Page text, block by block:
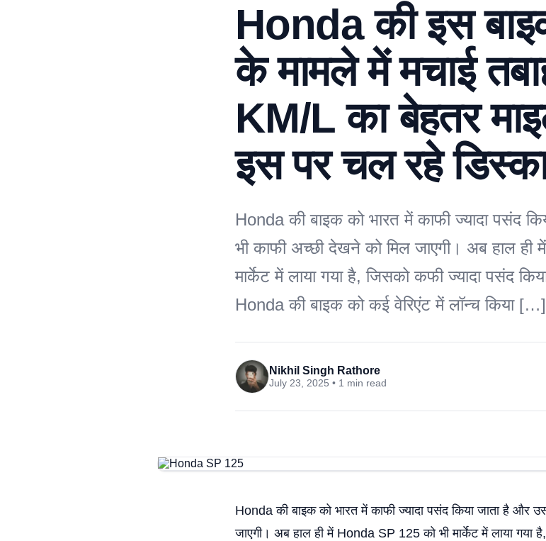
Honda की इस
के मामले में मचाई
KM/L का बेहतर
इस पर चल रहे
Honda की बाइक को भारत में काफी ज्यादा पसंद
भी काफी अच्छी देखने को मिल जाएगी। अब हाल
मार्केट में लाया गया है, जिसको कफी ज्यादा पसंद
Honda की बाइक को कई वेरिएंट में लॉन्च किया […]
Nikhil Singh Rathore
July 23, 2025 • 1 min read
Honda की बाइक को भारत में काफी ज्यादा पसंद किया जाता है और
जाएगी। अब हाल ही में Honda SP 125 को भी मार्केट में लाया गया